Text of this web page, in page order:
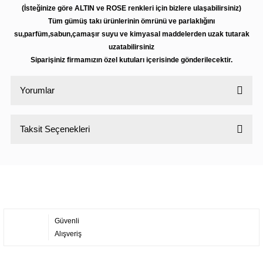
(İsteğinize göre ALTIN ve ROSE renkleri için bizlere ulaşabilirsiniz)
Tüm gümüş takı ürünlerinin ömrünü ve parlaklığını
su,parfüm,sabun,çamaşır suyu ve kimyasal maddelerden uzak tutarak
uzatabilirsiniz
Siparişiniz firmamızın özel kutuları içerisinde gönderilecektir.
Yorumlar
Taksit Seçenekleri
Güvenli
Alışveriş